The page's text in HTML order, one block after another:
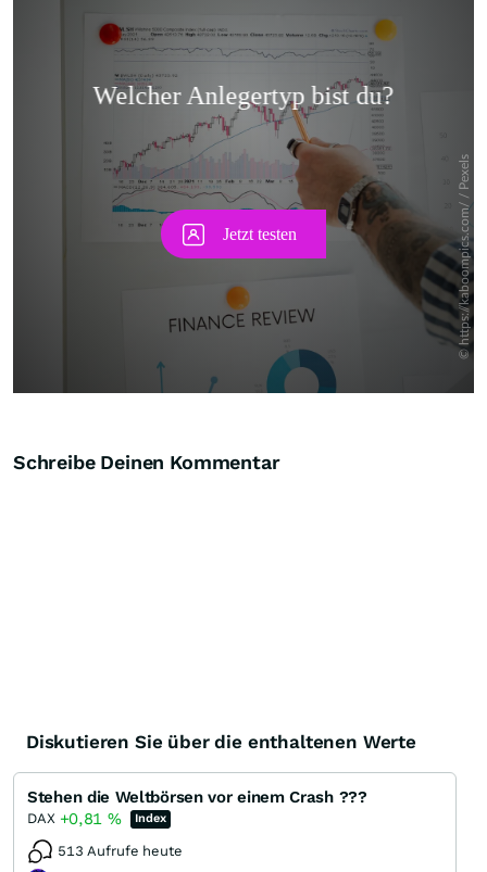
Schreibe Deinen Kommentar
Diskutieren Sie über die enthaltenen Werte
Stehen die Weltbörsen vor einem Crash ???
DAX +0,81 % Index
513 Aufrufe heute